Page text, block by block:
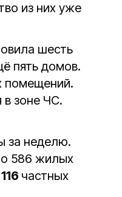
из них уже
шесть
пять домов.
помещений.
в зоне ЧС.
за неделю.
586 жилых
116 частных